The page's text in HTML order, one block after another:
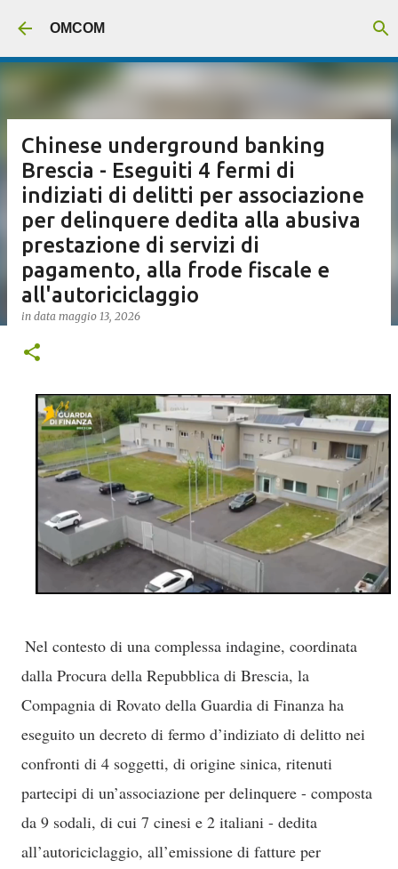
OMCOM
Chinese underground banking
Brescia - Eseguiti 4 fermi di
indiziati di delitti per associazione
per delinquere dedita alla abusiva
prestazione di servizi di
pagamento, alla frode fiscale e
all'autoriciclaggio
in data maggio 13, 2026
Nel contesto di una complessa indagine, coordinata
dalla Procura della Repubblica di Brescia, la
Compagnia di Rovato della Guardia di Finanza ha
eseguito un decreto di fermo d’indiziato di delitto nei
confronti di 4 soggetti, di origine sinica, ritenuti
partecipi di un’associazione per delinquere - composta
da 9 sodali, di cui 7 cinesi e 2 italiani - dedita
all’autoriciclaggio, all’emissione di fatture per